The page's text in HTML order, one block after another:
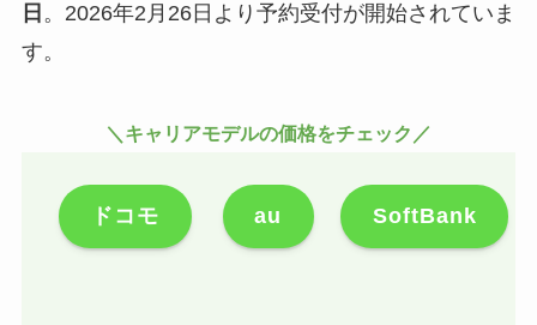
日 。2026年2月26日より予約受付が開始されていま
す。
＼キャリアモデルの価格をチェック／
ドコモ au SoftBank